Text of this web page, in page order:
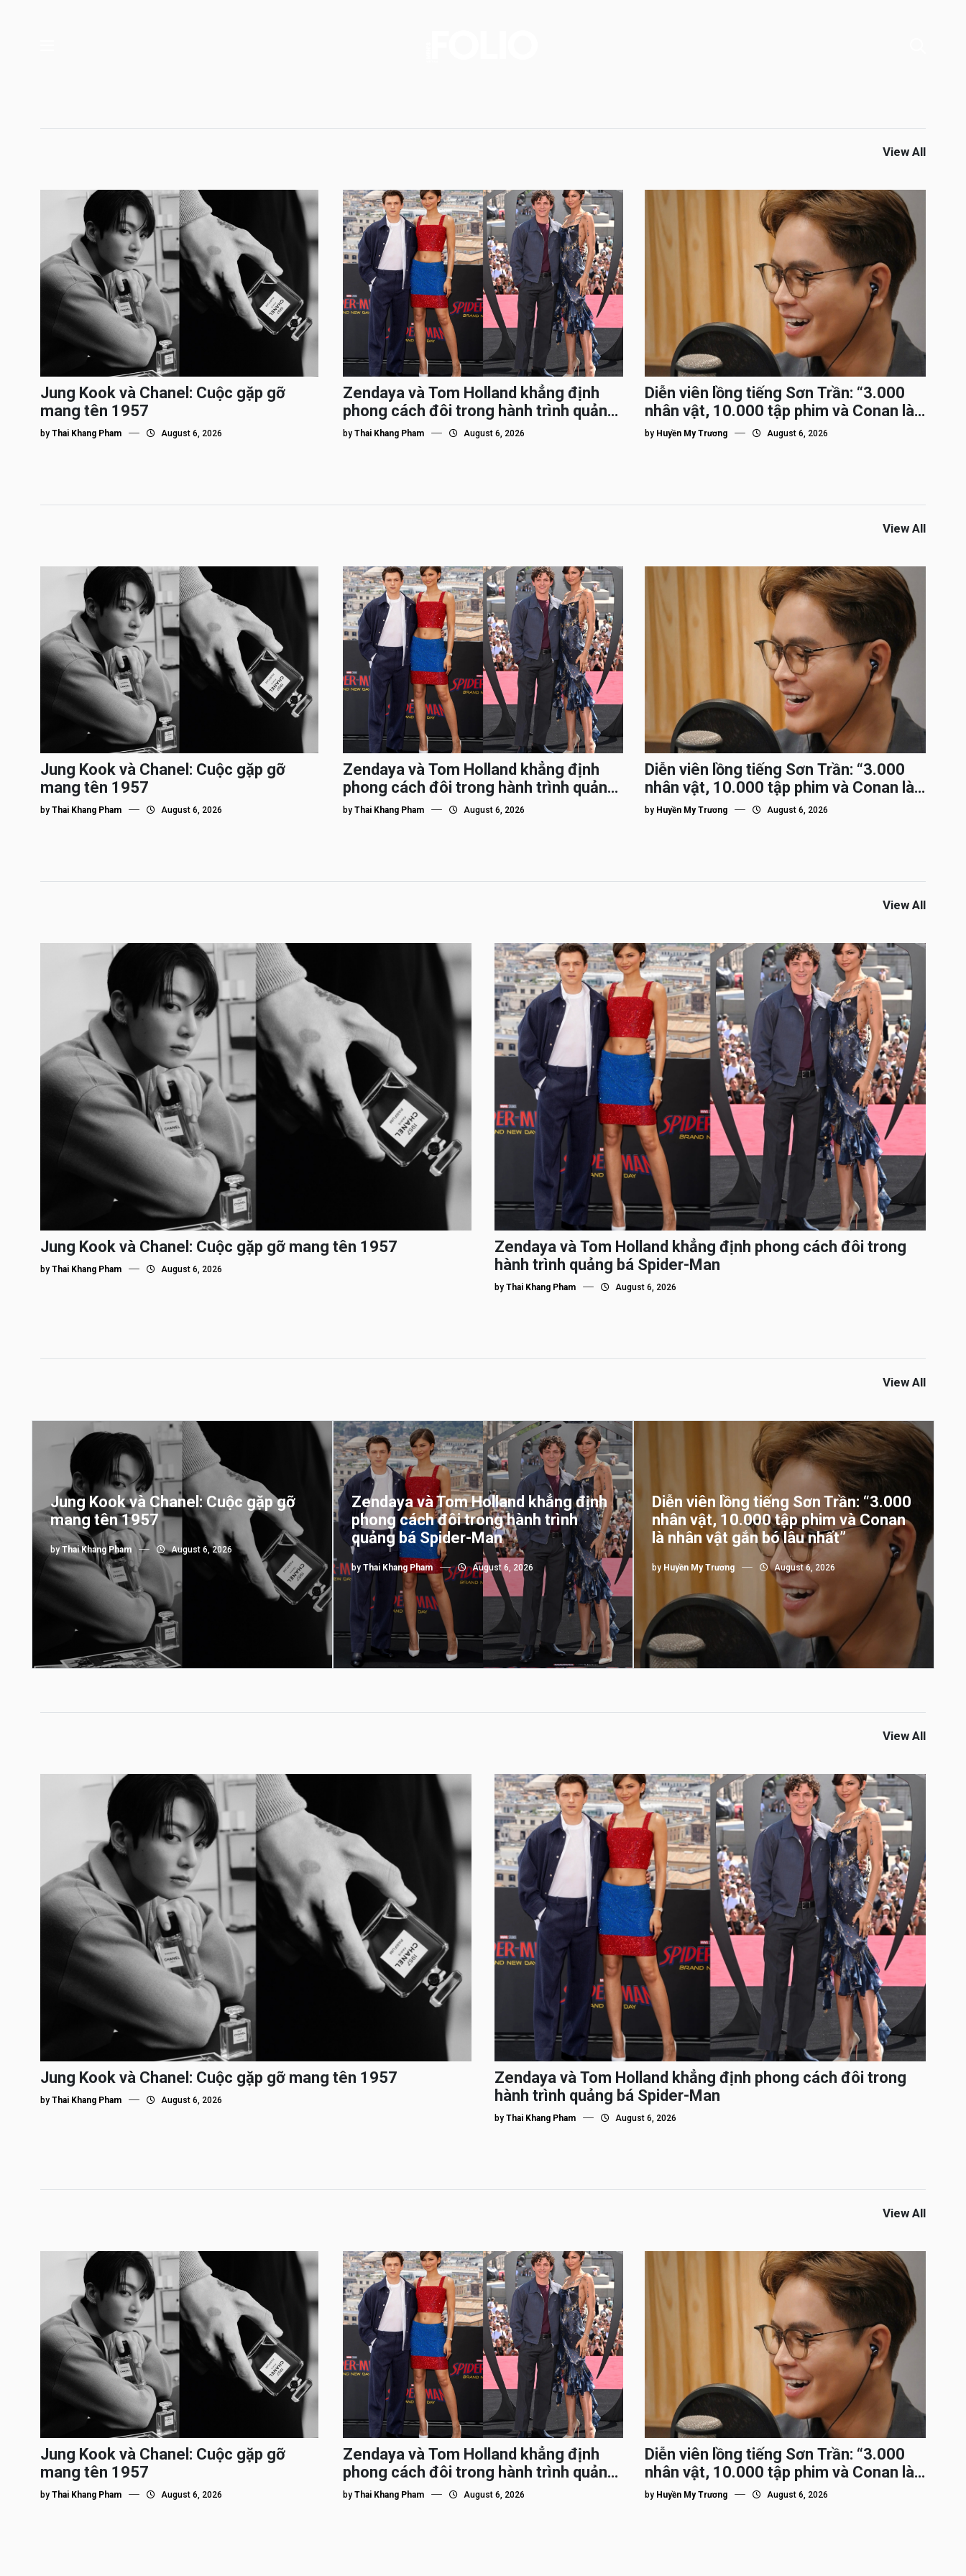
View All
Jung Kook và Chanel: Cuộc gặp gỡ
mang tên 1957
by Thai Khang Pham August 6, 2026
Zendaya và Tom Holland khẳng định
phong cách đôi trong hành trình quảng
bá Spider-Man
by Thai Khang Pham August 6, 2026
Diễn viên lồng tiếng Sơn Trần: “3.000
nhân vật, 10.000 tập phim và Conan là
nhân vật gắn bó lâu nhất”
by Huyền My Trương August 6, 2026
View All
Jung Kook và Chanel: Cuộc gặp gỡ
mang tên 1957
by Thai Khang Pham August 6, 2026
Zendaya và Tom Holland khẳng định
phong cách đôi trong hành trình quảng
bá Spider-Man
by Thai Khang Pham August 6, 2026
Diễn viên lồng tiếng Sơn Trần: “3.000
nhân vật, 10.000 tập phim và Conan là
nhân vật gắn bó lâu nhất”
by Huyền My Trương August 6, 2026
View All
Jung Kook và Chanel: Cuộc gặp gỡ mang tên 1957
by Thai Khang Pham August 6, 2026
Zendaya và Tom Holland khẳng định phong cách đôi trong
hành trình quảng bá Spider-Man
by Thai Khang Pham August 6, 2026
View All
Jung Kook và Chanel: Cuộc gặp gỡ
mang tên 1957
by Thai Khang Pham August 6, 2026
Zendaya và Tom Holland khẳng định
phong cách đôi trong hành trình
quảng bá Spider-Man
by Thai Khang Pham August 6, 2026
Diễn viên lồng tiếng Sơn Trần: “3.000
nhân vật, 10.000 tập phim và Conan
là nhân vật gắn bó lâu nhất”
by Huyền My Trương August 6, 2026
View All
Jung Kook và Chanel: Cuộc gặp gỡ mang tên 1957
by Thai Khang Pham August 6, 2026
Zendaya và Tom Holland khẳng định phong cách đôi trong
hành trình quảng bá Spider-Man
by Thai Khang Pham August 6, 2026
View All
Jung Kook và Chanel: Cuộc gặp gỡ
mang tên 1957
by Thai Khang Pham August 6, 2026
Zendaya và Tom Holland khẳng định
phong cách đôi trong hành trình quảng
bá Spider-Man
by Thai Khang Pham August 6, 2026
Diễn viên lồng tiếng Sơn Trần: “3.000
nhân vật, 10.000 tập phim và Conan là
nhân vật gắn bó lâu nhất”
by Huyền My Trương August 6, 2026